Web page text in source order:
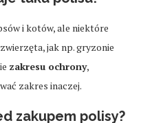
i kotów, ale niektóre
jak np. gryzonie
zakresu ochrony,
zakres inaczej.
zakupem polisy?